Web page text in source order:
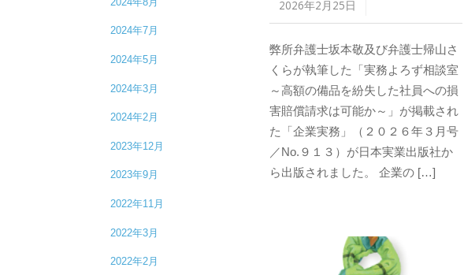
2026年2月25日
弊所弁護士坂本敬及び弁護士帰山さ
くらが執筆した「実務よろず相談室
～高額の備品を紛失した社員への損
害賠償請求は可能か～」が掲載され
た「企業実務」（２０２６年３月号
／No.９１３）が日本実業出版社か
ら出版されました。 企業の […]
2024年7月
2024年5月
2024年3月
2024年2月
2023年12月
2023年9月
2022年11月
2022年3月
2022年2月